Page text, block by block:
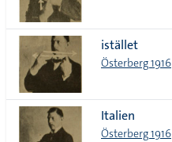
istället
Österberg 1916
Italien
Österberg 1916